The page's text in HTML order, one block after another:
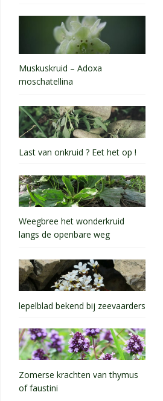
Muskuskruid – Adoxa
moschatellina
Last van onkruid ? Eet het op !
Weegbree het wonderkruid
langs de openbare weg
lepelblad bekend bij zeevaarders
Zomerse krachten van thymus
of faustini